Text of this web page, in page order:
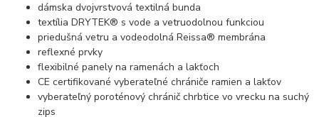
dámska dvojvrstvová textilná bunda
textília DRYTEK® s vode a vetruodolnou funkciou
priedušná vetru a vodeodolná Reissa® membrána
reflexné prvky
flexibilné panely na ramenách a lakťoch
CE certifikované vyberateľné chrániče ramien a lakťov
vyberateľný poroténový chránič chrbtice vo vrecku na suchý
zips